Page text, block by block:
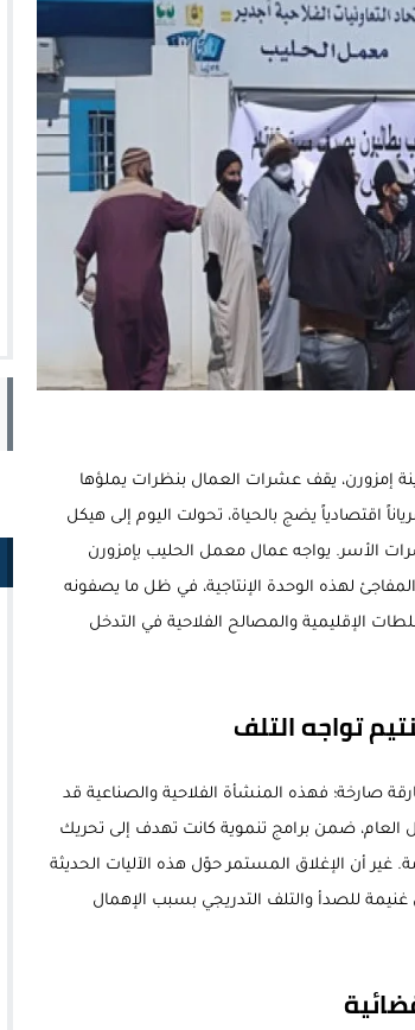
يبدأ مرحلة ما بعد مضيان
يدفع أسعار النفط للتراجع
في سبتة
ارتفاع أسعار الوقود
إمزورن، يقف عشرات العمال بنظرات يملؤها
اقتصادياً يضج بالحياة، تحولت اليوم إلى هيكل
الأسر. يواجه عمال معمل الحليب بإمزورن
لهذه الوحدة الإنتاجية، في ظل ما يصفونه
الإقليمية والمصالح الفلاحية في التدخل
صارخة؛ فهذه المنشأة الفلاحية والصناعية قد
سنتيم من المال العام، ضمن برامج تنموية كانت تهدف إلى تحريك
أن الإغلاق المستمر حوّل هذه الآليات الحديثة
غنيمة للصدأ والتلف التدريجي بسبب الإهمال